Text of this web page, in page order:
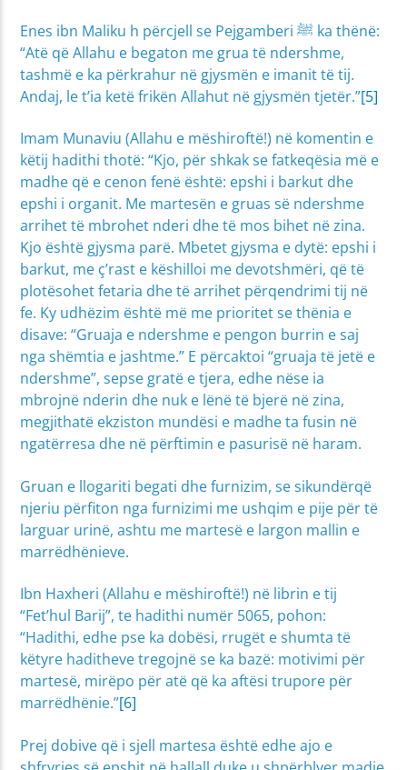
Enes ibn Maliku h përcjell se Pejgamberi ﷺ ka thënë:
“Atë që Allahu e begaton me grua të ndershme,
tashmë e ka përkrahur në gjysmën e imanit të tij.
Andaj, le t’ia ketë frikën Allahut në gjysmën tjetër.”[5]
Imam Munaviu (Allahu e mëshiroftë!) në komentin e
këtij hadithi thotë: “Kjo, për shkak se fatkeqësia më e
madhe që e cenon fenë është: epshi i barkut dhe
epshi i organit. Me martesën e gruas së ndershme
arrihet të mbrohet nderi dhe të mos bihet në zina.
Kjo është gjysma parë. Mbetet gjysma e dytë: epshi i
barkut, me ç’rast e këshilloi me devotshmëri, që të
plotësohet fetaria dhe të arrihet përqendrimi tij në
fe. Ky udhëzim është më me prioritet se thënia e
disave: “Gruaja e ndershme e pengon burrin e saj
nga shëmtia e jashtme.” E përcaktoi “gruaja të jetë e
ndershme”, sepse gratë e tjera, edhe nëse ia
mbrojnë nderin dhe nuk e lënë të bjerë në zina,
megjithatë ekziston mundësi e madhe ta fusin në
ngatërresa dhe në përftimin e pasurisë në haram.
Gruan e llogariti begati dhe furnizim, se sikundërqë
njeriu përfiton nga furnizimi me ushqim e pije për të
larguar urinë, ashtu me martesë e largon mallin e
marrëdhënieve.
Ibn Haxheri (Allahu e mëshiroftë!) në librin e tij
“Fet’hul Barij”, te hadithi numër 5065, pohon:
“Hadithi, edhe pse ka dobësi, rrugët e shumta të
këtyre haditheve tregojnë se ka bazë: motivimi për
martesë, mirëpo për atë që ka aftësi trupore për
marrëdhënie.”[6]
Prej dobive që i sjell martesa është edhe ajo e